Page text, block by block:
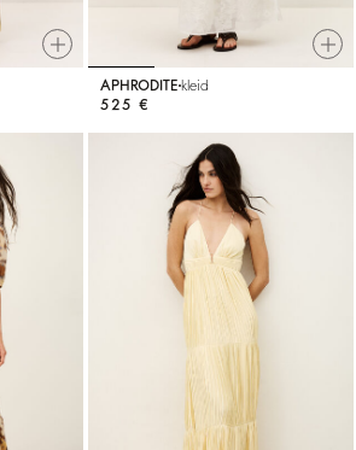
APHRODITE kleid
525 €